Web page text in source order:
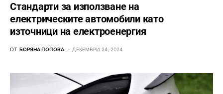
Стандарти за използване на
електрическите автомобили като
източници на електроенергия
ОТ БОРЯНА ПОПОВА ДЕКЕМВРИ 24, 2024